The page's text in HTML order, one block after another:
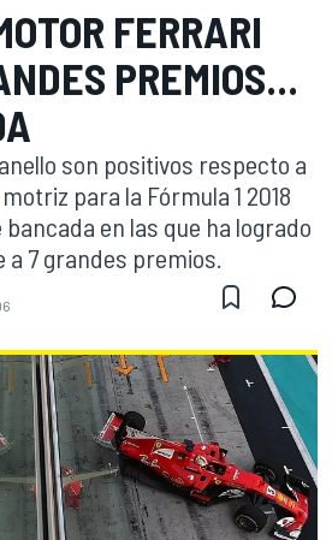
FERRARI
PREMIOS...
son positivos respecto a
para la Fórmula 1 2018
en las que ha logrado
7 grandes premios.